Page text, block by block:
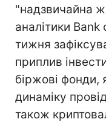
"надзвичайна
аналітики
тижня
приплив
біржові фонди,
динаміку
також